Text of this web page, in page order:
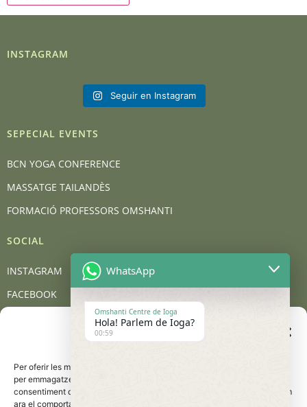
Gestionar el consentiment
de les galetes
Per oferir les millors experiències, utilitzem tecnologies com les galetes
per emmagatzemar i/o accedir a la informació del dispositiu. El
consentiment d'aquestes tecnologies ens permetrà processar dades com
ara el comportament de navegació o les identificacions úniques en
INSTAGRAM
Seguir en Instagram
SEPECIAL EVENTS
BCN YOGA CONFERENCE
MASSATGE TAILANDÈS
FORMACIÓ PROFESSORS OMSHANTI
SOCIAL
INSTAGRAM
FACEBOOK
CONTACT
Carrer de Barcelona, 95, 08401 Granollers
WhatsApp
Omshanti Centre de Ioga
Hola! Parlem de Ioga?
00:59